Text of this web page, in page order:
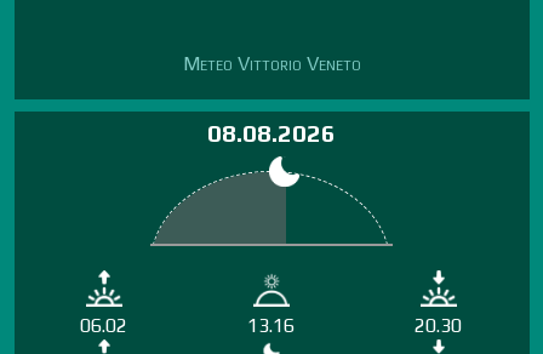
Meteo Vittorio Veneto
08.08.2026
06.02 13.16 20.30